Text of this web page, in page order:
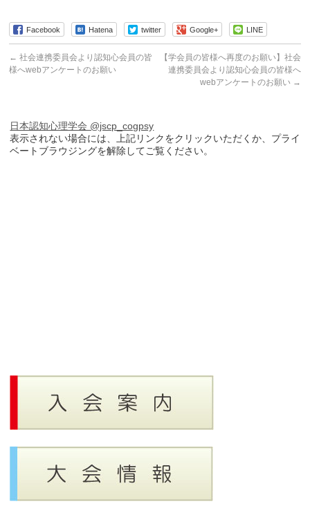
Facebook Hatena twitter Google+ LINE
← 社会連携委員会より認知心会員の皆
様へwebアンケートのお願い
【学会員の皆様へ再度のお願い】社会
連携委員会より認知心会員の皆様へ
webアンケートのお願い →
日本認知心理学会 @jscp_cogpsy
表示されない場合には、上記リンクをクリックいただくか、プライ
ベートブラウジングを解除してご覧ください。